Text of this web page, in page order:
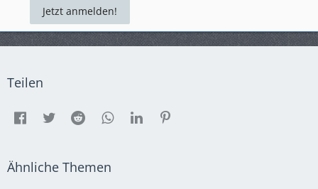
Jetzt anmelden!
Teilen
Ähnliche Themen